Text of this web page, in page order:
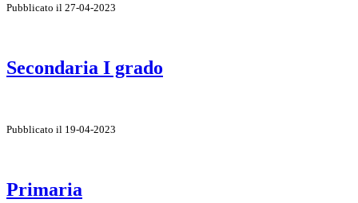
Pubblicato il 27-04-2023
Secondaria I grado
Pubblicato il 19-04-2023
Primaria